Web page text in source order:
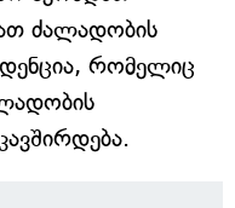
ძალადობის
რომელიც